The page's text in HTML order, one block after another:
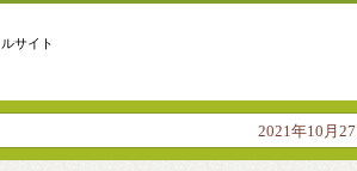
サイト
2021年10月27日